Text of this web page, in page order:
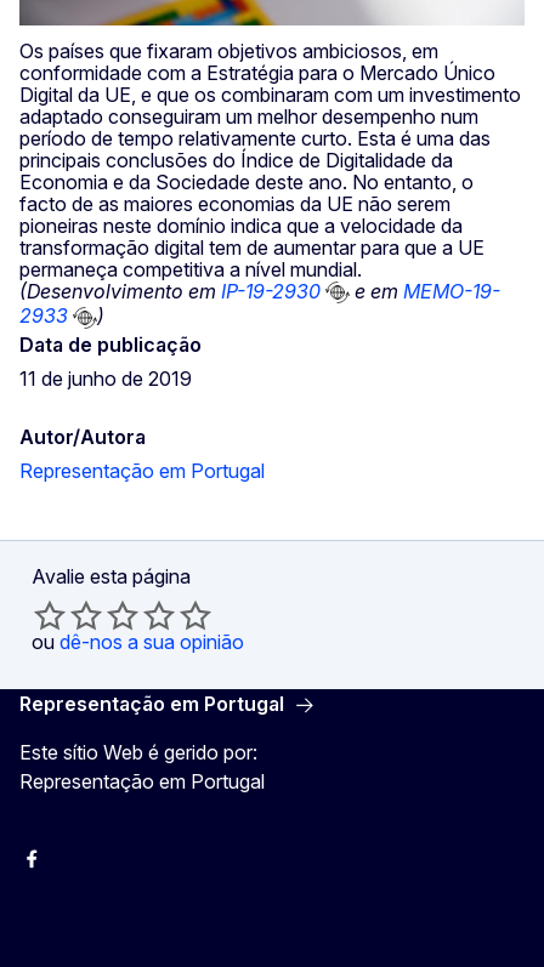
Os países que fixaram objetivos ambiciosos, em
conformidade com a Estratégia para o Mercado Único
Digital da UE, e que os combinaram com um investimento
adaptado conseguiram um melhor desempenho num
período de tempo relativamente curto. Esta é uma das
principais conclusões do Índice de Digitalidade da
Economia e da Sociedade deste ano. No entanto, o
facto de as maiores economias da UE não serem
pioneiras neste domínio indica que a velocidade da
transformação digital tem de aumentar para que a UE
permaneça competitiva a nível mundial.
(Desenvolvimento em IP-19-2930 e em MEMO-19-
2933
)
Data de publicação
11 de junho de 2019
Autor/Autora
Representação em Portugal
Avalie esta página
ou dê-nos a sua opinião
Representação em Portugal
Este sítio Web é gerido por:
Representação em Portugal
Facebook